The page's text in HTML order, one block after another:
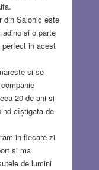
din Salonic este
si o parte
perfect in acest
si se
20 de ani si
cîștigata de
in fiecare zi
si ma
de lumini